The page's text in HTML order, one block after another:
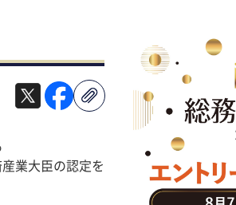
業大臣の認定を